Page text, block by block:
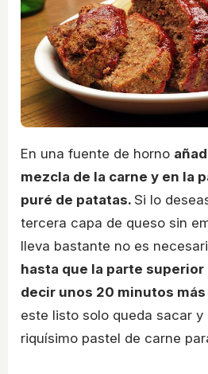
En una fuente de horno
mezcla de la carne y en la
puré de patatas. Si lo
tercera capa de queso sin
lleva bastante no es
hasta que la parte superior
decir unos 20 minutos más
este listo solo queda sacar y
riquísimo pastel de carne